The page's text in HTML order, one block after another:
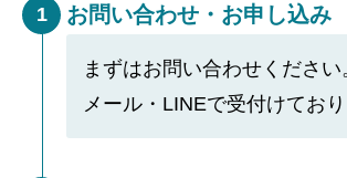
1 お問い合わせ・お申し込み
まずはお問い合わせください
メール・LINEで受付けており